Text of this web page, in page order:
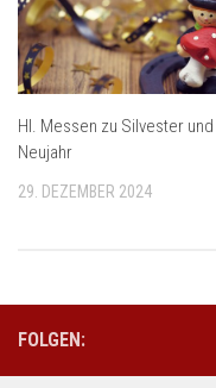
Hl. Messen zu Silvester und
Neujahr
29. DEZEMBER 2024
FOLGEN: